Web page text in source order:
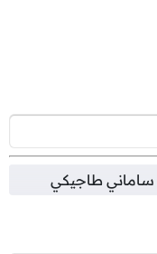
ساماني طاجيكي